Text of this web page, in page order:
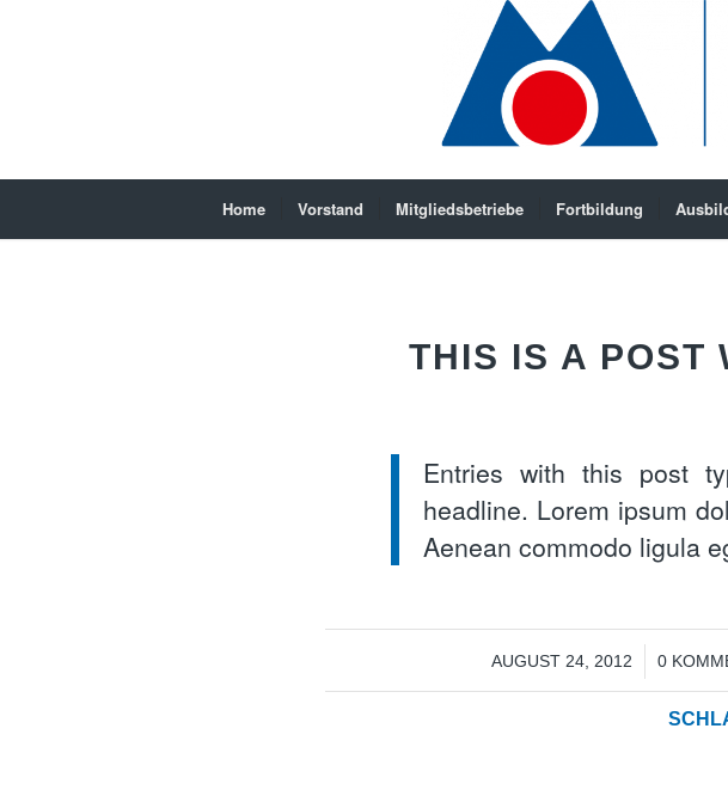
Home Vorstand Mitgliedsbetriebe Fortbildung
THIS IS A POST
Entries with this post
headline. Lorem ipsum
Aenean commodo ligula
AUGUST 24, 2012
/ 0